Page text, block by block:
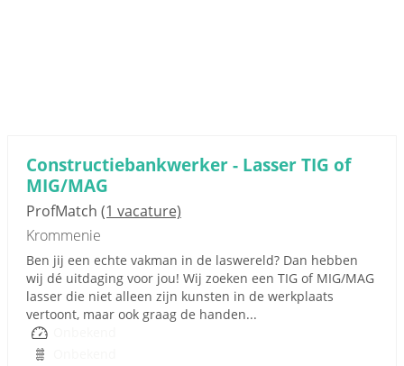
Constructiebankwerker - Lasser TIG of
MIG/MAG
ProfMatch (1 vacature)
Krommenie
Ben jij een echte vakman in de laswereld? Dan hebben
wij dé uitdaging voor jou! Wij zoeken een TIG of MIG/MAG
lasser die niet alleen zijn kunsten in de werkplaats
vertoont, maar ook graag de handen...